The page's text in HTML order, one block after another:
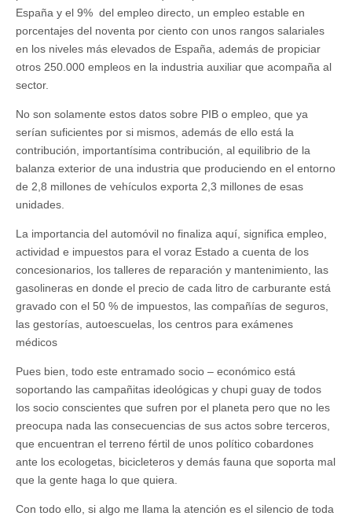
España y el 9% del empleo directo, un empleo estable en
porcentajes del noventa por ciento con unos rangos salariales
en los niveles más elevados de España, además de propiciar
otros 250.000 empleos en la industria auxiliar que acompaña al
sector.
No son solamente estos datos sobre PIB o empleo, que ya
serían suficientes por si mismos, además de ello está la
contribución, importantísima contribución, al equilibrio de la
balanza exterior de una industria que produciendo en el entorno
de 2,8 millones de vehículos exporta 2,3 millones de esas
unidades.
La importancia del automóvil no finaliza aquí, significa empleo,
actividad e impuestos para el voraz Estado a cuenta de los
concesionarios, los talleres de reparación y mantenimiento, las
gasolineras en donde el precio de cada litro de carburante está
gravado con el 50 % de impuestos, las compañías de seguros,
las gestorías, autoescuelas, los centros para exámenes
médicos
Pues bien, todo este entramado socio – económico está
soportando las campañitas ideológicas y chupi guay de todos
los socio conscientes que sufren por el planeta pero que no les
preocupa nada las consecuencias de sus actos sobre terceros,
que encuentran el terreno fértil de unos político cobardones
ante los ecologetas, bicicleteros y demás fauna que soporta mal
que la gente haga lo que quiera.
Con todo ello, si algo me llama la atención es el silencio de toda